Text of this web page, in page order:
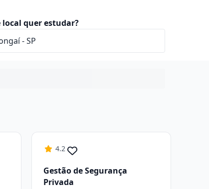
local quer estudar?
4.2
Gestão de Segurança
Privada